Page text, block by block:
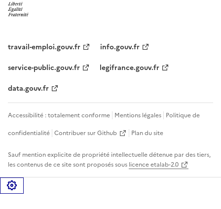
travail-emploi.gouv.fr
info.gouv.fr
service-public.gouv.fr
legifrance.gouv.fr
data.gouv.fr
Accessibilité : totalement conforme Mentions légales Politique de
confidentialité Contribuer sur Github Plan du site
Sauf mention explicite de propriété intellectuelle détenue par des tiers,
les contenus de ce site sont proposés sous licence etalab-2.0
Gérer les cookies